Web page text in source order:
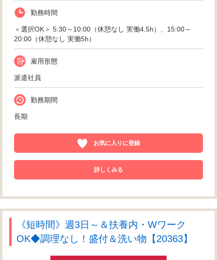
勤務時間
＜選択OK＞ 5:30～10:00（休憩なし 実働4.5h）、15:00～
20:00（休憩なし 実働5h）
雇用形態
派遣社員
勤務期間
長期
お気に入りに登録
詳しくみる
《短時間》週3日～＆扶養内・Wワーク
OK◆調理なし！盛付＆洗い物【20363】